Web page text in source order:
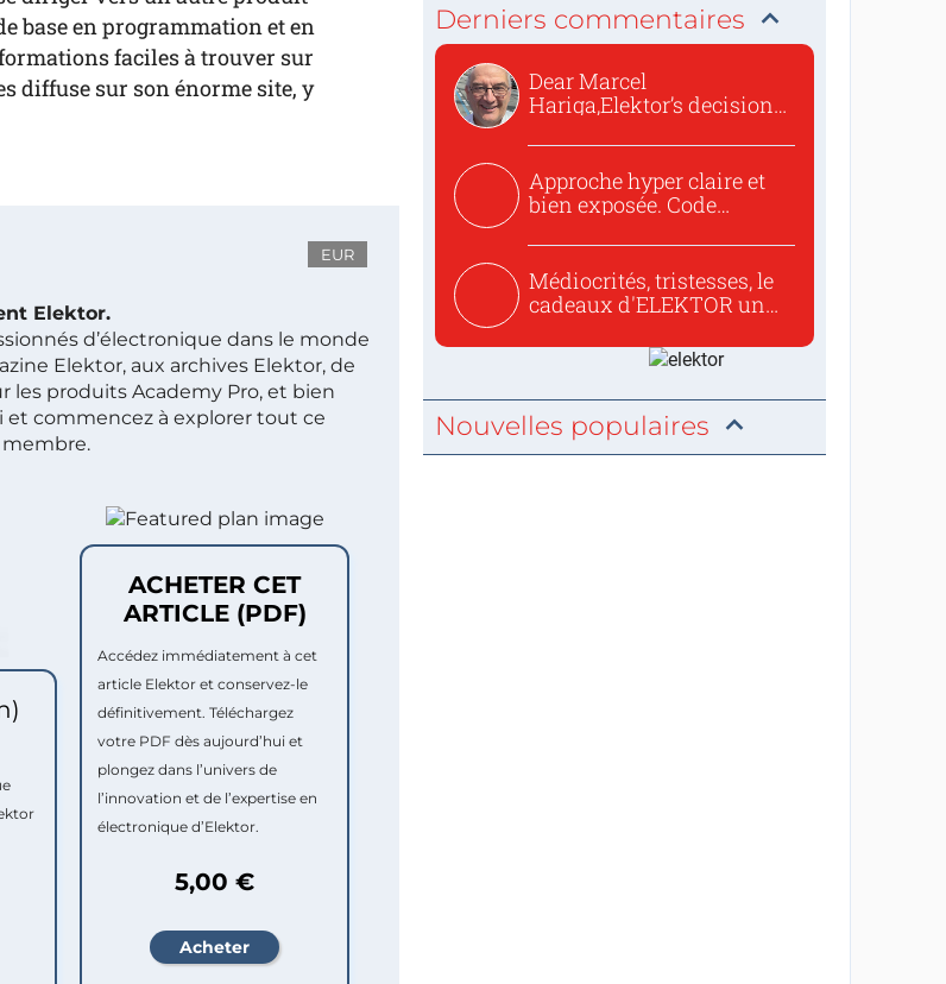
base en programmation et en
formations faciles à trouver sur
diffuse sur son énorme site, y
EUR
Elektor.
d’électronique dans le monde
Elektor, aux archives Elektor, de
les produits Academy Pro, et bien
et commencez à explorer tout ce
membre.
ACHETER CET
ARTICLE (PDF)
Accédez immédiatement à cet
article Elektor et conservez-le
définitivement. Téléchargez
votre PDF dès aujourd’hui et
plongez dans l’univers de
l’innovation et de l’expertise en
électronique d’Elektor.
5,00 €
Derniers commentaires
Dear Marcel
Hariga,Elektor’s decision
Approche hyper claire et
bien exposée. Code
Médiocrités, tristesses, le
cadeaux d'ELEKTOR un
Nouvelles populaires